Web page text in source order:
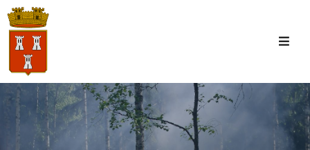
Accueil
La
Commune
Tourisme